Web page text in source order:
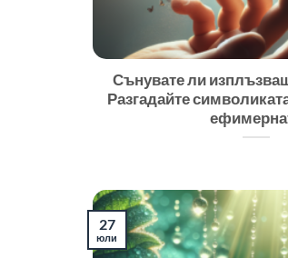
Сънувате ли
Разгадайте
27
юли